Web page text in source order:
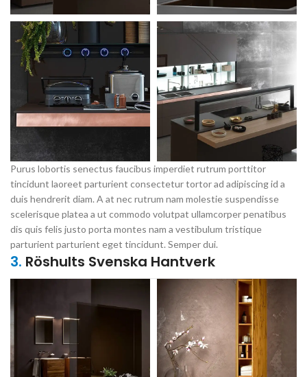
Purus lobortis senectus faucibus imperdiet rutrum porttitor
tincidunt laoreet parturient consectetur tortor ad adipiscing id a
duis hendrerit diam. A at nec rutrum nam molestie suspendisse
scelerisque platea a ut commodo volutpat ullamcorper penatibus
dis quis felis justo porta montes nam a vestibulum tristique
parturient parturient eget tincidunt. Semper dui.
3. Röshults Svenska Hantverk